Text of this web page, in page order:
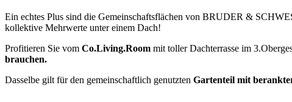
Ein echtes Plus sind die Gemeinschaftsflächen von BRUDER &
kollektive Mehrwerte unter einem Dach!
Profitieren Sie vom Co.Living.Room mit toller Dachterrasse im
brauchen.
Dasselbe gilt für den gemeinschaftlich genutzten Gartenteil mit